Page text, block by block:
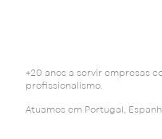
+20 anos a servir empresas
profissionalismo.
Atuamos em Portugal,